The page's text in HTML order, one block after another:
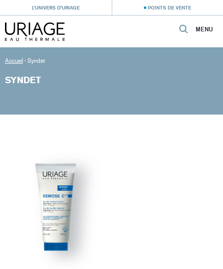
L’UNIVERS D’URIAGE POINTS DE VENTE
MENU
Accueil › Syndet
SYNDET